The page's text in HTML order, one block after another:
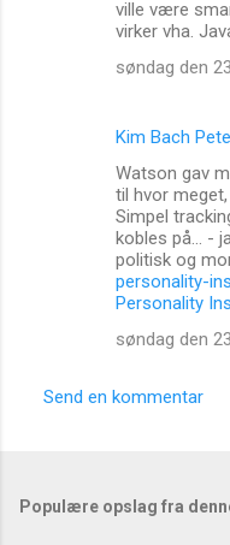
ville være
virker vha.
søndag den
Kim Bach
Watson gav
til hvor
Simpel
kobles på... -
politisk og
personality-
Personality
søndag den
Send en kommentar
Populære opslag fra